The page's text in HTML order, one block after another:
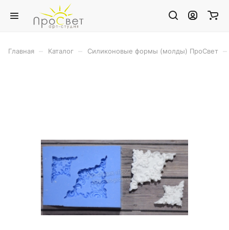
Главная Каталог Силиконовые формы (молды) ПроСвет